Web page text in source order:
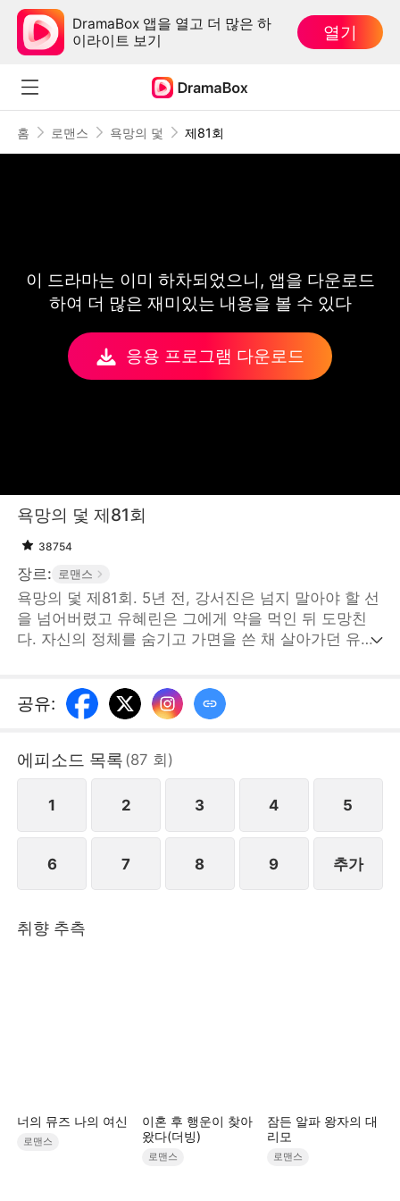
DramaBox 앱을 열고 더 많은 하
이라이트 보기
열기
홈 로맨스 욕망의 덫 제81회
이 드라마는 이미 하차되었으니, 앱을 다운로드
하여 더 많은 재미있는 내용을 볼 수 있다
응용 프로그램 다운로드
욕망의 덫 제81회
38754
장르: 로맨스
욕망의 덫 제81회. 5년 전, 강서진은 넘지 말아야 할 선
을 넘어버렸고 유혜린은 그에게 약을 먹인 뒤 도망친
다. 자신의 정체를 숨기고 가면을 쓴 채 살아가던 유혜
서진의 손아귀에 든 사냥감이 되어버린다. 서로의 눈이
마주친 그 순간, 이미 덫에 걸려버렸는
공유:
에피소드 목록 (87 회)
1 2 3 4 5
6 7 8 9 추가
취향 추측
너의 뮤즈 나의 여신
로맨스
이혼 후 행운이 찾아
왔다(더빙)
로맨스
잠든 알파 왕자의 대
리모
로맨스